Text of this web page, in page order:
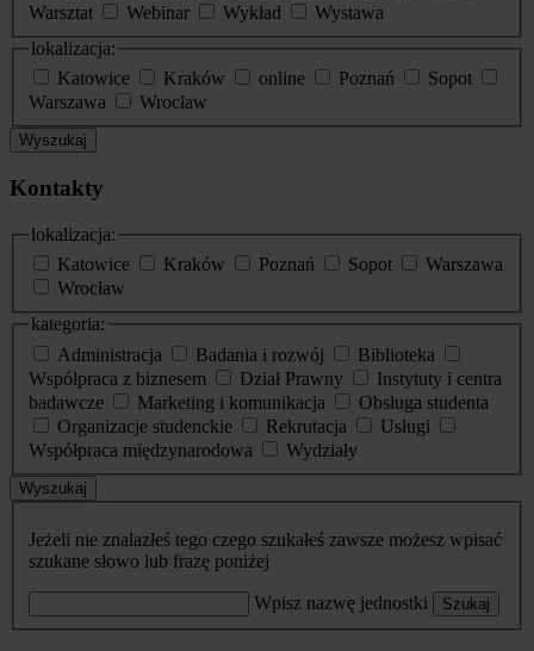
Warsztat
Webinar Wykład
Wystawa
lokalizacja:
Katowice
Kraków online Poznań
Sopot
Warszawa
Wrocław
Wyszukaj
Kontakty
lokalizacja:
Katowice
Kraków Poznań Sopot
Warszawa
Wrocław
kategoria:
Administracja
Badania i rozwój
Biblioteka
Współpraca z biznesem
Dział Prawny
Instytuty i centra
badawcze
Marketing i komunikacja
Obsługa studenta
Organizacje studenckie
Rekrutacja
Usługi
Współpraca międzynarodowa
Wydziały
Wyszukaj
Jeżeli nie znalazłeś tego czego szukałeś zawsze możesz wpisać
szukane słowo lub frazę poniżej
Wpisz nazwę jednostki Szukaj